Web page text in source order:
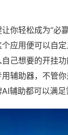
你轻松成为“必
应用便可以自
己想要的开挂
辅助器，不管
辅助都可以满足